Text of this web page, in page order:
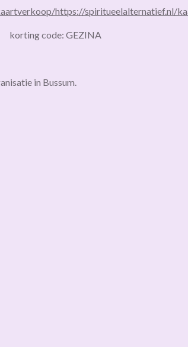
https://spiritueelalternatief.nl/
korting code: GEZINA
in Bussum.